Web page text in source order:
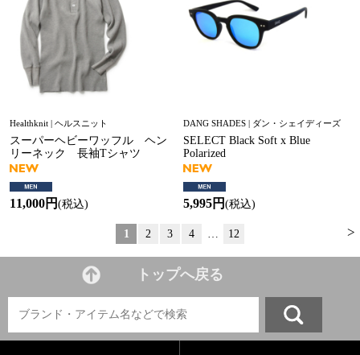
Healthknit | ヘルスニット
スーパーヘビーワッフル ヘン
リーネック 長袖Tシャツ
11,000円 (税込)
DANG SHADES | ダン・シェイディーズ
SELECT Black Soft x Blue
Polarized
5,995円(税込)
>
1 2 3 4 … 12
トップへ戻る